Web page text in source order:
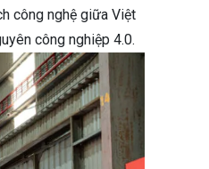
công nghệ giữa Việt
công nghiệp 4.0.